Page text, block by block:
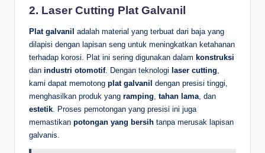
2. Laser Cutting Plat Galvanil
Plat galvanil adalah material yang terbuat dari baja yang
dilapisi dengan lapisan seng untuk meningkatkan ketahanan
terhadap korosi. Plat ini sering digunakan dalam konstruksi
dan industri otomotif. Dengan teknologi laser cutting
kami dapat memotong plat galvanil dengan presisi tinggi,
menghasilkan produk yang ramping tahan lama , dan
estetik . Proses pemotongan yang presisi ini juga
memastikan potongan yang bersih tanpa merusak lapisan
galvanis.